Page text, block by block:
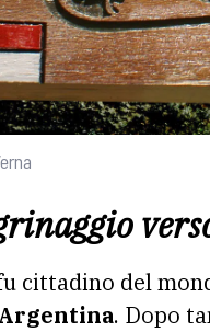
cittadino del
. Dopo